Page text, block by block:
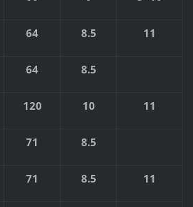
64 8.5 11
64 8.5
120 10 11
71 8.5
71 8.5 11